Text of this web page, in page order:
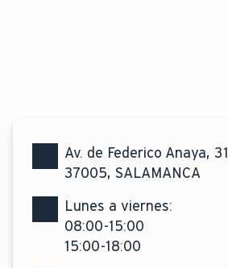
Av. de Federico Anaya, 31
37005, SALAMANCA
Lunes a viernes:
08:00-15:00
15:00-18:00